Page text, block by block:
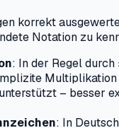
korrekt
Notation zu
: In der Regel durch
Multiplikation
– besser
: In